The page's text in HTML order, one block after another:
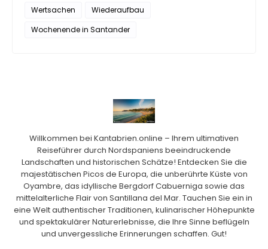
Wertsachen
Wiederaufbau
Wochenende in Santander
Willkommen bei Kantabrien.online – Ihrem ultimativen
Reiseführer durch Nordspaniens beeindruckende
Landschaften und historischen Schätze! Entdecken Sie die
majestätischen Picos de Europa, die unberührte Küste von
Oyambre, das idyllische Bergdorf Cabuerniga sowie das
mittelalterliche Flair von Santillana del Mar. Tauchen Sie ein in
eine Welt authentischer Traditionen, kulinarischer Höhepunkte
und spektakulärer Naturerlebnisse, die Ihre Sinne beflügeln
und unvergessliche Erinnerungen schaffen. Gut!